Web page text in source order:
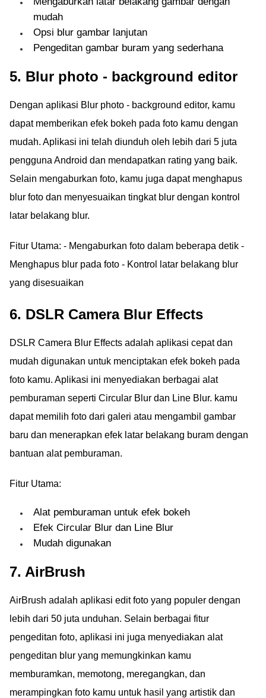
mudah
Opsi blur gambar lanjutan
Pengeditan gambar buram yang sederhana
5. Blur photo - background editor
Dengan aplikasi Blur photo - background editor, kamu
dapat memberikan efek bokeh pada foto kamu dengan
mudah. Aplikasi ini telah diunduh oleh lebih dari 5 juta
pengguna Android dan mendapatkan rating yang baik.
Selain mengaburkan foto, kamu juga dapat menghapus
blur foto dan menyesuaikan tingkat blur dengan kontrol
latar belakang blur.
Fitur Utama: - Mengaburkan foto dalam beberapa detik -
Menghapus blur pada foto - Kontrol latar belakang blur
yang disesuaikan
6. DSLR Camera Blur Effects
DSLR Camera Blur Effects adalah aplikasi cepat dan
mudah digunakan untuk menciptakan efek bokeh pada
foto kamu. Aplikasi ini menyediakan berbagai alat
pemburaman seperti Circular Blur dan Line Blur. kamu
dapat memilih foto dari galeri atau mengambil gambar
baru dan menerapkan efek latar belakang buram dengan
bantuan alat pemburaman.
Fitur Utama:
Alat pemburaman untuk efek bokeh
Efek Circular Blur dan Line Blur
Mudah digunakan
7. AirBrush
AirBrush adalah aplikasi edit foto yang populer dengan
lebih dari 50 juta unduhan. Selain berbagai fitur
pengeditan foto, aplikasi ini juga menyediakan alat
pengeditan blur yang memungkinkan kamu
memburamkan, memotong, meregangkan, dan
merampingkan foto kamu untuk hasil yang artistik dan